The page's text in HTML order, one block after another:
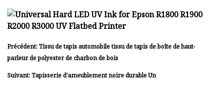
Précédent: Tissu de tapis automobile tissu de tapis de boîte de haut-
parleur de polyester de charbon de bois
Suivant: Tapisserie d'ameublement noire durable Un